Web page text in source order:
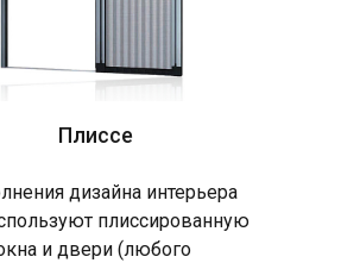
Плиссе
дизайна интерьера
плиссированную
и двери (любого